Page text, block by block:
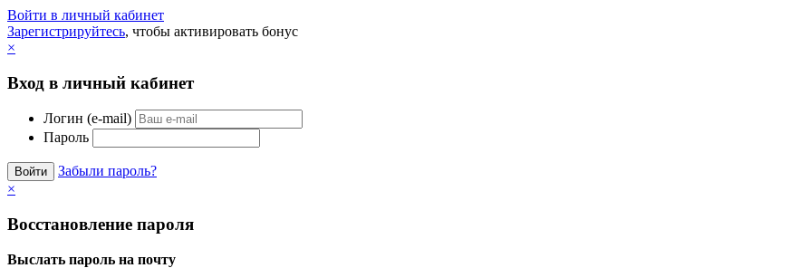
Войти в личный кабинет
Зарегистрируйтесь, чтобы активировать бонус
×
Вход в личный кабинет
Логин (e-mail)
Пароль
Забыли пароль?
×
Восстановление пароля
Выслать пароль на почту